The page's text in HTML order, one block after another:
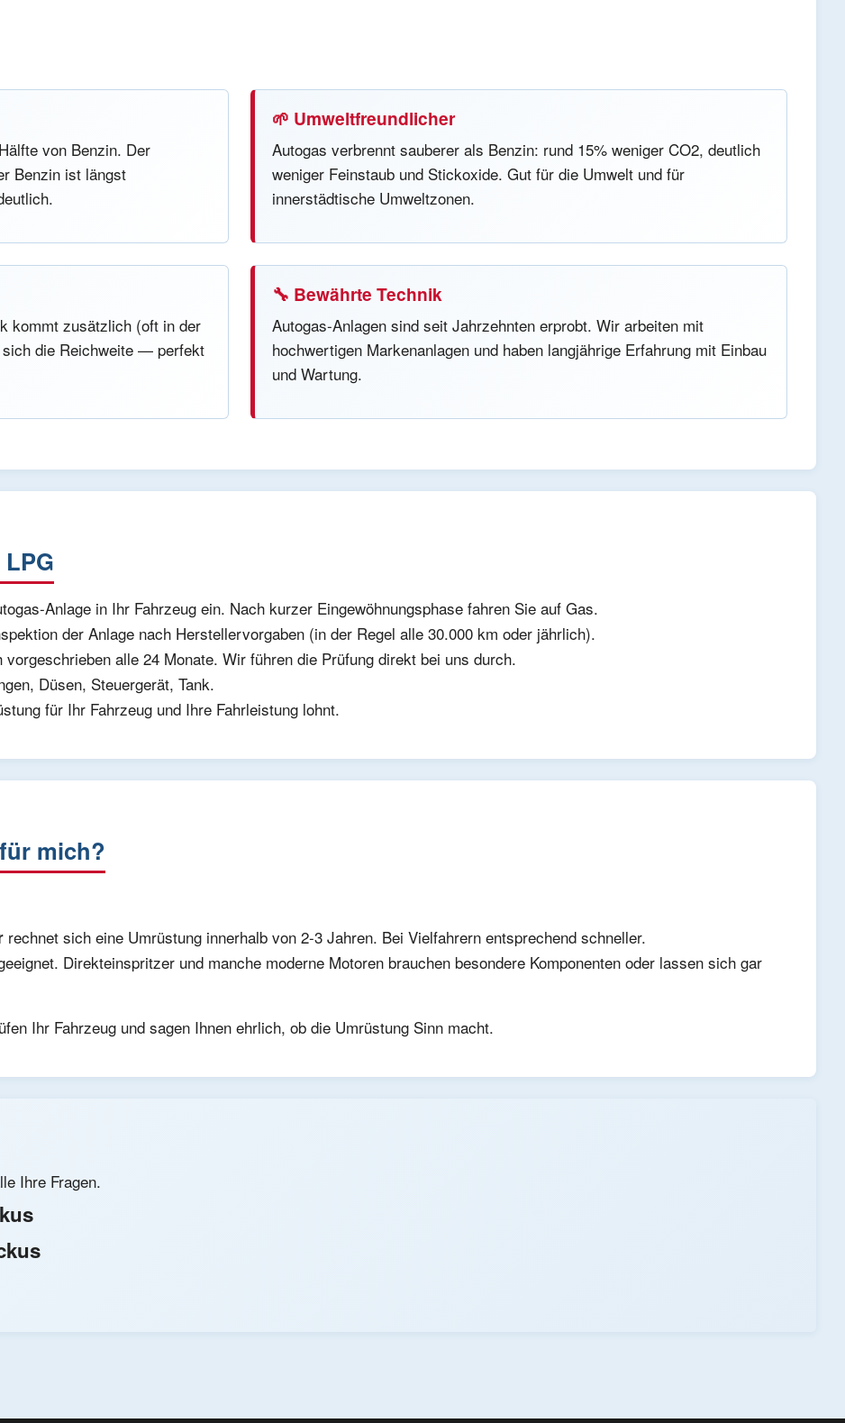
von Benzin. Der
Benzin ist längst
🌱 Umweltfreundlicher
Autogas verbrennt sauberer als Benzin: rund 15% weniger CO2, deutlich
weniger Feinstaub und Stickoxide. Gut für die Umwelt und für
innerstädtische Umweltzonen.
kommt zusätzlich (oft in der
die Reichweite — perfekt
🔧 Bewährte Technik
Autogas-Anlagen sind seit Jahrzehnten erprobt. Wir arbeiten mit
hochwertigen Markenanlagen und haben langjährige Erfahrung mit Einbau
und Wartung.
Anlage in Ihr Fahrzeug ein. Nach kurzer Eingewöhnungsphase fahren Sie auf Gas.
der Anlage nach Herstellervorgaben (in der Regel alle 30.000 km oder jährlich).
alle 24 Monate. Wir führen die Prüfung direkt bei uns durch.
Düsen, Steuergerät, Tank.
für Ihr Fahrzeug und Ihre Fahrleistung lohnt.
mich?
rechnet sich eine Umrüstung innerhalb von 2-3 Jahren. Bei Vielfahrern entsprechend schneller.
Direkteinspritzer und manche moderne Motoren brauchen besondere Komponenten oder lassen sich gar
Ihr Fahrzeug und sagen Ihnen ehrlich, ob die Umrüstung Sinn macht.
Ihre Fragen.